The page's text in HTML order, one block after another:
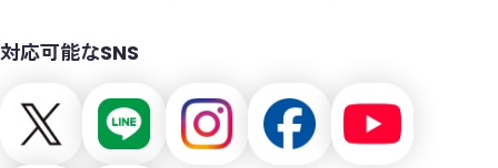
対応可能なSNS